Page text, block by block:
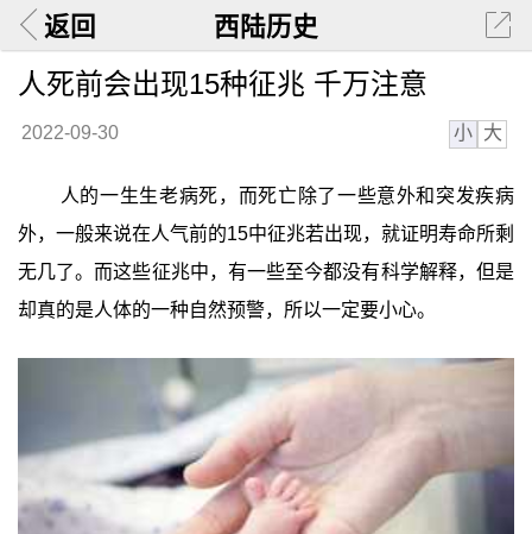
返回 西陆历史
人死前会出现15种征兆 千万注意
2022-09-30 小 大
人的一生生老病死，而死亡除了一些意外和突发疾病
外，一般来说在人气前的15中征兆若出现，就证明寿命所剩
无几了。而这些征兆中，有一些至今都没有科学解释，但是
却真的是人体的一种自然预警，所以一定要小心。